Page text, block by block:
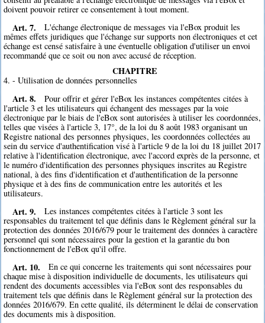
doivent pouvoir retirer ce consentement à tout moment.
Art. 7.
L'échange électronique de messages via l'eBox produit les
mêmes effets juridiques que l'échange sur supports non électroniques et cet
échange est censé satisfaire à une éventuelle obligation d'utiliser un envoi
recommandé que ce soit ou non avec accusé de réception.
CHAPITRE
4. - Utilisation de données personnelles
Art. 8.
Pour offrir et gérer l'eBox les instances compétentes citées à
l'article 3 et les utilisateurs qui échangent des messages par la voie
électronique par le biais de l'eBox sont autorisées à utiliser les coordonnées,
telles que visées à l'article 3, 17°, de la loi du 8 août 1983 organisant un
Registre national des personnes physiques, les coordonnées collectées au
sein du service d'authentification visé à l'article 9 de la loi du 18 juillet 2017
relative à l'identification électronique, avec l'accord exprès de la personne, et
le numéro d'identification des personnes physiques inscrites au Registre
national, à des fins d'identification et d'authentification de la personne
physique et à des fins de communication entre les autorités et les
utilisateurs.
Art. 9.
Les instances compétentes citées à l'article 3 sont les
responsables du traitement tel que définis dans le Règlement général sur la
protection des données 2016/679 pour le traitement des données à caractère
personnel qui sont nécessaires pour la gestion et la garantie du bon
fonctionnement de l'eBox qu'il offre.
Art. 10.
En ce qui concerne les traitements qui sont nécessaires pour
chaque mise à disposition individuelle de documents, les utilisateurs qui
rendent des documents accessibles via l'eBox sont des responsables du
traitement tels que définis dans le Règlement général sur la protection des
données 2016/679. En cette qualité, ils déterminent le délai de conservation
des documents mis à disposition.